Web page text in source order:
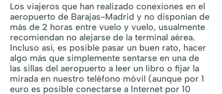
Los viajeros que han realizado conexiones en el
aeropuerto de Barajas-Madrid y no disponían de
más de 2 horas entre vuelo y vuelo, usualmente
recomiendan no alejarse de la terminal aérea.
Incluso así, es posible pasar un buen rato, hacer
algo más que simplemente sentarse en una de
las sillas del aeropuerto a leer un libro o fijar la
mirada en nuestro teléfono móvil (aunque por 1
euro es posible conectarse a Internet por 10